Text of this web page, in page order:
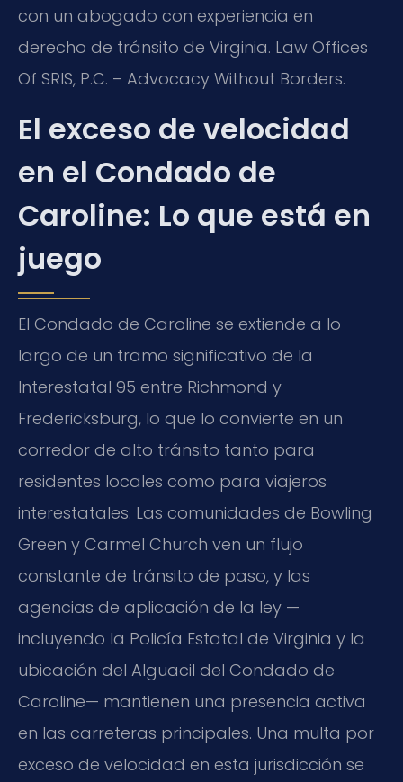
con un abogado con experiencia en
derecho de tránsito de Virginia. Law Offices
Of SRIS, P.C. – Advocacy Without Borders.
El exceso de velocidad
en el Condado de
Caroline: Lo que está en
juego
El Condado de Caroline se extiende a lo
largo de un tramo significativo de la
Interestatal 95 entre Richmond y
Fredericksburg, lo que lo convierte en un
corredor de alto tránsito tanto para
residentes locales como para viajeros
interestatales. Las comunidades de Bowling
Green y Carmel Church ven un flujo
constante de tránsito de paso, y las
agencias de aplicación de la ley —
incluyendo la Policía Estatal de Virginia y la
ubicación del Alguacil del Condado de
Caroline— mantienen una presencia activa
en las carreteras principales. Una multa por
exceso de velocidad en esta jurisdicción se